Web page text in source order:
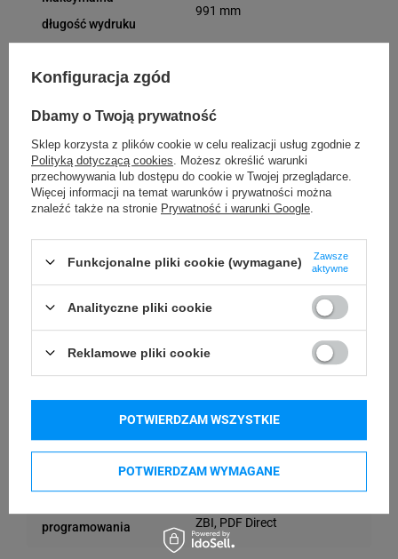
długość wydruku
991 mm
z nośnikiem
Maksymalna
średnica
zewnętrzna
nośnika
do 127 mm
system
operacyjny
Windows
Interfejs drukarki
Wi-Fi
RS232
programowania
ZBI, PDF Direct
Konfiguracja zgód
Dbamy o Twoją prywatność
Sklep korzysta z plików cookie w celu realizacji usług zgodnie z
Polityką dotyczącą cookies . Możesz określić warunki
przechowywania lub dostępu do cookie w Twojej przeglądarce.
Więcej informacji na temat warunków i prywatności można
znaleźć także na stronie Prywatność i warunki Google
Funkcjonalne pliki cookie (wymagane)
Zawsze
aktywne
Analityczne pliki cookie
Reklamowe pliki cookie
POTWIERDZAM WYMAGANE
POTWIERDZAM WSZYSTKIE